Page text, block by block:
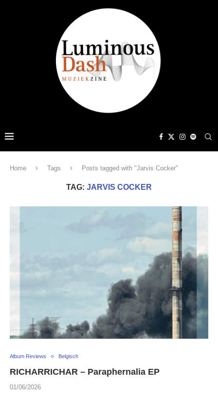
Home Tags Posts tagged with "Jarvis Cocker"
TAG: JARVIS COCKER
Album Reviews Belgisch
RICHARRICHAR – Paraphernalia EP
01/06/2026